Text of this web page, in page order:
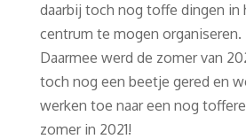
daarbij toch nog toffe dingen in
centrum te mogen organiseren.
Daarmee werd de zomer van
toch nog een beetje gered en
werken toe naar een nog toffere
zomer in 2021!